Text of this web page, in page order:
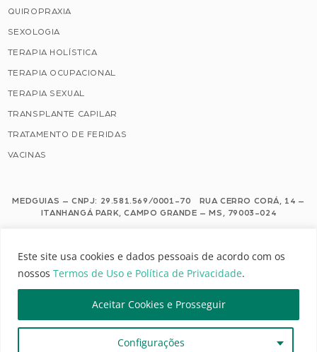
Este site usa cookies e dados pessoais de acordo com os
nossos Termos de Uso e Política de Privacidade.
Configurações
Aceitar Cookies e Prosseguir
QUIROPRAXIA
SEXOLOGIA
TERAPIA HOLÍSTICA
TERAPIA OCUPACIONAL
TERAPIA SEXUAL
TRANSPLANTE CAPILAR
TRATAMENTO DE FERIDAS
VACINAS
MEDGUIAS – CNPJ: 29.581.569/0001-70 RUA CERRO CORÁ, 14 –
ITANHANGÁ PARK, CAMPO GRANDE – MS, 79003-024
Este site usa cookies e dados pessoais de acordo com os nossos Termos de
Uso e Política de Privacidade.
Configuração de Cookies
MEDGUIAS | TODOS OS DIREITOS RESERVADOS
DESENVOLVIMENTO: